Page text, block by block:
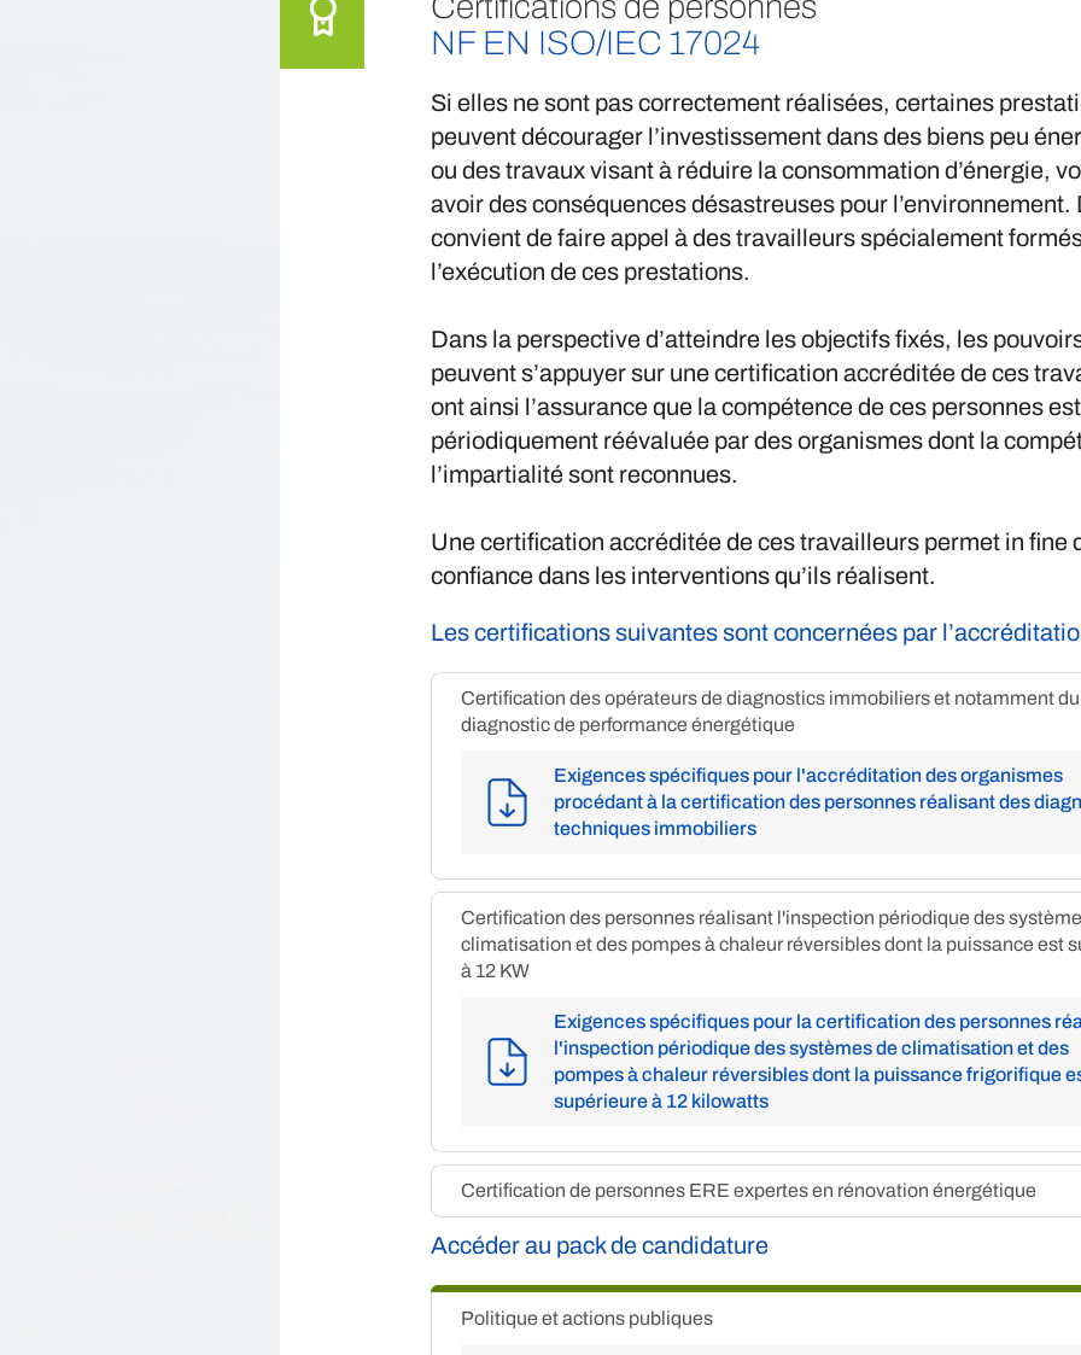
NF EN ISO/IEC 17024
Si elles ne sont pas correctement réalisées, certaines
peuvent décourager l’investissement dans des biens peu
ou des travaux visant à réduire la consommation d’énergie,
avoir des conséquences désastreuses pour l’environnement.
convient de faire appel à des travailleurs spécialement
l’exécution de ces prestations.
Dans la perspective d’atteindre les objectifs fixés, les
peuvent s’appuyer sur une certification accréditée de ces
ont ainsi l’assurance que la compétence de ces personnes
périodiquement réévaluée par des organismes dont la
l’impartialité sont reconnues.
Une certification accréditée de ces travailleurs permet in fine
confiance dans les interventions qu’ils réalisent.
Les certifications suivantes sont concernées par
Certification des opérateurs de diagnostics immobiliers et notamment du
diagnostic de performance énergétique
Exigences spécifiques pour l'accréditation des organismes
procédant à la certification des personnes réalisant des
techniques immobiliers
Certification des personnes réalisant l'inspection périodique des
climatisation et des pompes à chaleur réversibles dont la puissance est
à 12 KW
Exigences spécifiques pour la certification des personnes
l'inspection périodique des systèmes de climatisation et des
pompes à chaleur réversibles dont la puissance frigorifique
supérieure à 12 kilowatts
Certification de personnes ERE expertes en rénovation énergétique
Accéder au pack de candidature
Politique et actions publiques